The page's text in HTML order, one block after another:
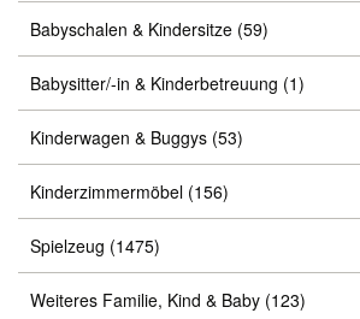
Babyschalen & Kindersitze (59)
Babysitter/-in & Kinderbetreuung (1)
Kinderwagen & Buggys (53)
Kinderzimmermöbel (156)
Spielzeug (1475)
Weiteres Familie, Kind & Baby (123)